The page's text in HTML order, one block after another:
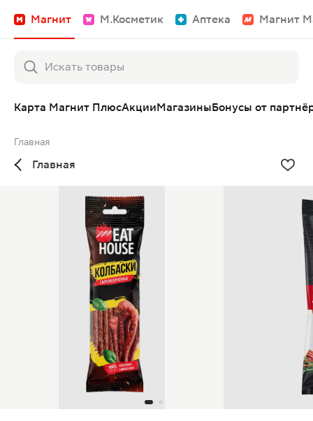
Магнит М.Косметик Аптека Магнит
Карта Магнит ПлюсАкцииМагазиныБонусы от
Главная
Главная